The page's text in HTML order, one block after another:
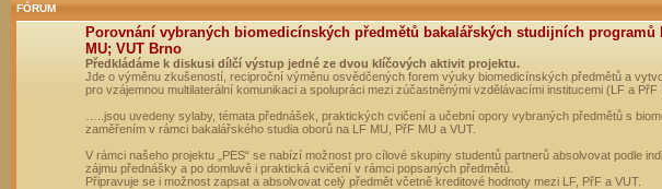
FÓRUM
Porovnání vybraných biomedicínských předmětů bakalářských studijních programů
MU; VUT Brno
Předkládáme k diskusi dílčí výstup jedné ze dvou klíčových aktivit projektu.
Jde o výměnu zkušeností, reciproční výměnu osvědčených forem výuky biomedicínských předmětů a
pro vzájemnou multilaterální komunikaci a spolupráci mezi zúčastněnými vzdělávacími institucemi (LF a PřF
…..jsou uvedeny sylaby, témata přednášek, praktických cvičení a učební opory vybraných předmětů s
zaměřením v rámci bakalářského studia oborů na LF MU, PřF MU a VUT.
V rámci našeho projektu „PES“ se nabízí možnost pro cílové skupiny studentů partnerů absolvovat podle
zájmu přednášky a po domluvě i praktická cvičení v rámci popsaných předmětů.
Připravuje se i možnost zapsat a absolvovat celý předmět včetně kreditové hodnoty mezi LF, PřF a VUT.